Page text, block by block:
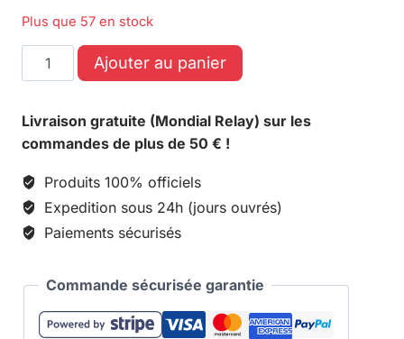
Plus que 57 en stock
Ajouter au panier
Livraison gratuite (Mondial Relay) sur les
commandes de plus de 50 € !
Produits 100% officiels
Expedition sous 24h (jours ouvrés)
Paiements sécurisés
Commande sécurisée garantie